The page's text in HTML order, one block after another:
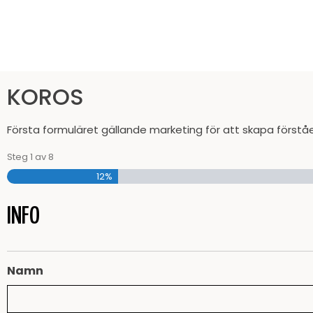
KOROS
Första formuläret gällande marketing för att skapa
Steg 1 av 8
12%
INFO
Namn